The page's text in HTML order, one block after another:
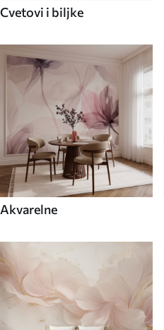
Cvetovi i biljke
Akvarelne